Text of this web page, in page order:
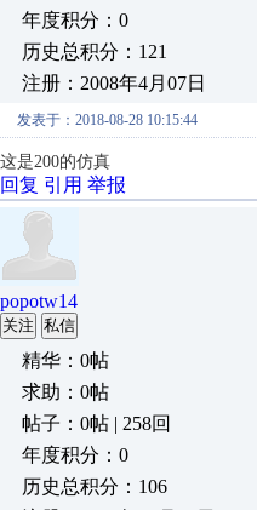
年度积分：0
历史总积分：121
注册：2008年4月07日
发表于：2018-08-28 10:15:44
这是200的仿真
回复 引用 举报
popotw14
关注 私信
精华：0帖
求助：0帖
帖子：0帖 | 258回
年度积分：0
历史总积分：106